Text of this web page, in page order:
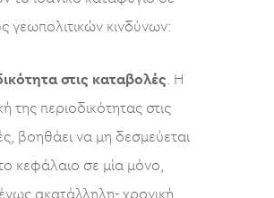
γεωπολιτικών κινδύνων:
στις καταβολές. Η
της περιοδικότητας στις
βοηθάει να μη δεσμεύεται
κεφάλαιο σε μία μόνο,
ακατάλληλη- χρονική